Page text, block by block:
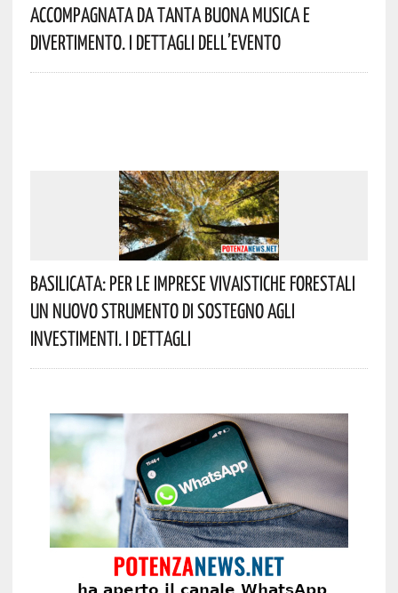
Accompagnata Da Tanta Buona Musica E
Divertimento. I Dettagli Dell’evento
Basilicata: Per Le Imprese Vivaistiche Forestali
Un Nuovo Strumento Di Sostegno Agli
Investimenti. I Dettagli